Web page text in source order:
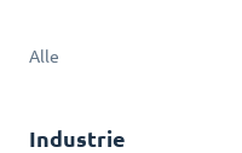
Alle
Industrie